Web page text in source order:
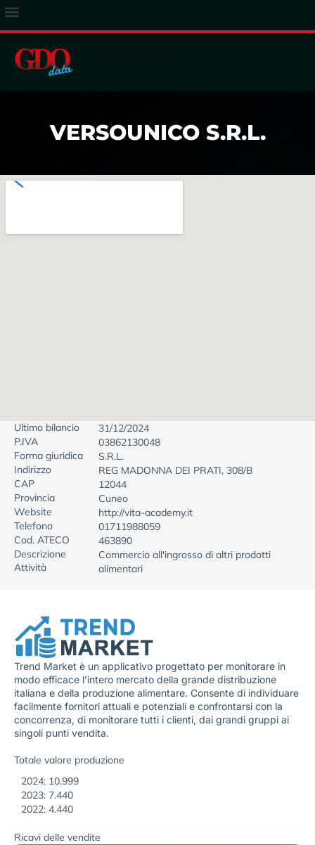
VERSOUNICO S.R.L.
Ultimo bilancio
31/12/2024
P.IVA
03862130048
Forma giuridica
S.R.L.
Indirizzo
REG MADONNA DEI PRATI, 308/B
CAP
12044
Provincia
Cuneo
Website
http://vita-academy.it
Telefono
01711988059
Cod. ATECO
463890
Descrizione
Attività
Commercio all'ingrosso di altri prodotti
alimentari
Trend Market è un applicativo progettato per monitorare in
modo efficace l’intero mercato della grande distribuzione
italiana e della produzione alimentare. Consente di individuare
facilmente fornitori attuali e potenziali e confrontarsi con la
concorrenza, di monitorare tutti i clienti, dai grandi gruppi ai
singoli punti vendita.
Totale valore produzione
2024: 10.999
2023: 7.440
2022: 4.440
Ricavi delle vendite